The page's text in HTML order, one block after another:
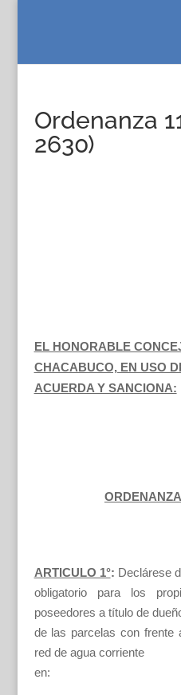
Ordenanza
2630)
EL HONORABLE
CHACABUCO, EN USO
ACUERDA Y SANCIONA:
ARTICULO 1°: Declárese
obligatorio para los
poseedores a título de
de las parcelas con frente
red de agua corriente
en: